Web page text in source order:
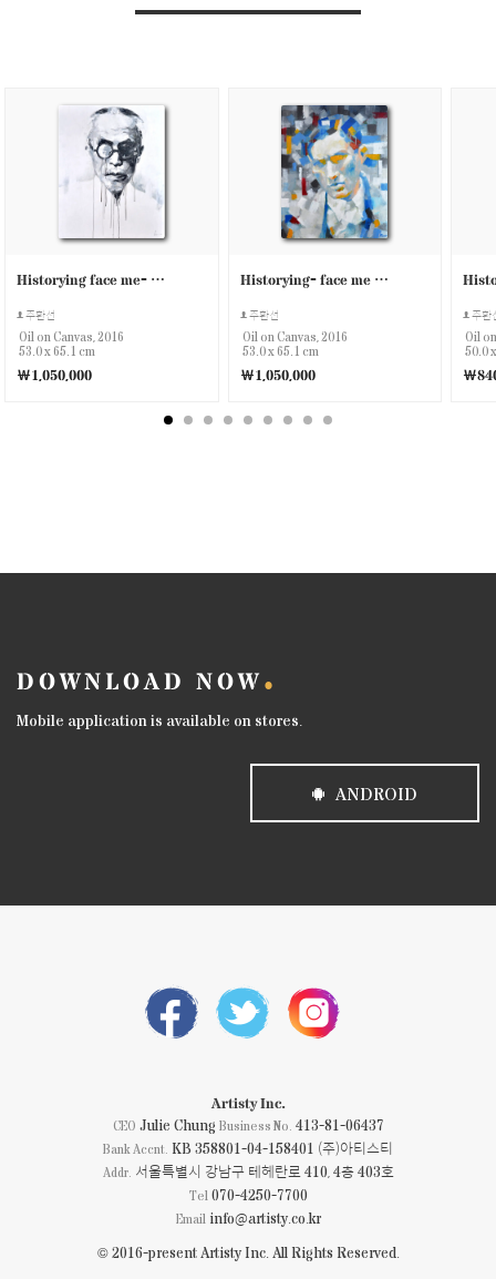
Historying face me- 김창숙
주환선
Oil on Canvas, 2016
53.0 x 65.1 cm
￦1,050,000
Historying- face me 백정기
주환선
Oil on Canvas, 2016
53.0 x 65.1 cm
￦1,050,000
주환
Oil
50.0
￦
DOWNLOAD NOW
Mobile application is available on stores.
ANDROID
Artisty Inc.
CEO Julie Chung Business No. 413-81-06437
Bank Accnt. KB 358801-04-158401 (주)아티스티
Addr. 서울특별시 강남구 테헤란로 410, 4층 403호
Tel070-4250-7700
Emailinfo@artisty.co.kr
© 2016-present Artisty Inc. All Rights Reserved.